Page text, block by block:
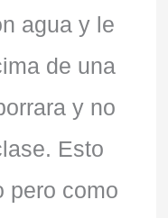
agua y le
de una
y no
Esto
pero como